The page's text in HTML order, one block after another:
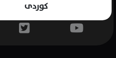
کوردی